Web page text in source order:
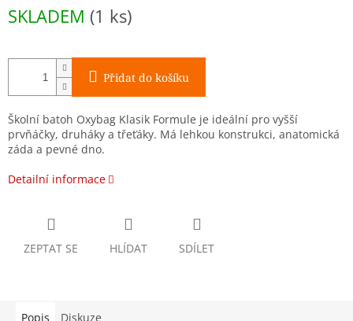
cena:
SKLADEM (1 ks)
Přidat do košíku
Školní batoh Oxybag Klasik Formule je ideální pro vyšší
prvňáčky, druháky a třeťáky. Má lehkou konstrukci, anatomická
záda a pevné dno.
Detailní informace
ZEPTAT SE HLÍDAT SDÍLET
Popis Diskuze